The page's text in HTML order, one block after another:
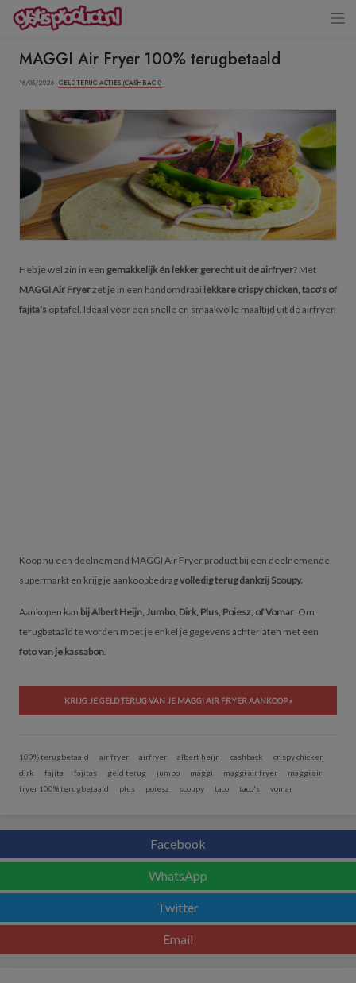
MAGGI Air Fryer 100% terugbetaald
16/05/2026 ·GELD TERUG ACTIES (CASHBACK)
Heb je wel zin in een gemakkelijk én lekker gerecht uit de airfryer? Met
MAGGI Air Fryerzet je in een handomdraai lekkere crispy chicken, taco's of
fajita's op tafel. Ideaal voor een snelle en smaakvolle maaltijd uit de airfryer.
Koop nu een deelnemend MAGGI Air Fryer product bij een deelnemende
supermarkt en krijg je aankoopbedragvolledig terug dankzij Scoupy.
Aankopen kan bij Albert Heijn, Jumbo, Dirk, Plus, Poiesz, of Vomar. Om
terugbetaald te worden moet je enkel je gegevens achterlaten met een
foto van je kassabon.
KRIJG JE GELD TERUG VAN JE MAGGI AIR FRYER AANKOOP »
100% terugbetaald air fryer airfryer albert heijn cashback
crispy chicken
dirk
fajita fajitas geld terug jumbo maggi maggi air fryer
maggi air
fryer 100% terugbetaald
plus poiesz scoupy taco taco's vomar
Facebook
WhatsApp
Twitter
Email